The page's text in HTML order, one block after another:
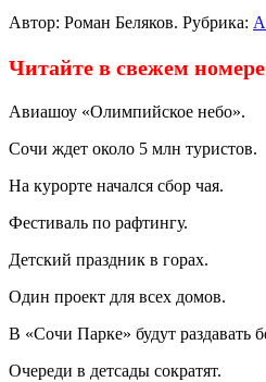
Автор: Роман Беляков. Рубрика:
Читайте в свежем
Авиашоу «Олимпийское небо».
Сочи ждет около 5 млн туристов.
На курорте начался сбор чая.
Фестиваль по рафтингу.
Детский праздник в горах.
Один проект для всех домов.
В «Сочи Парке» будут раздавать
Очереди в детсады сократят.